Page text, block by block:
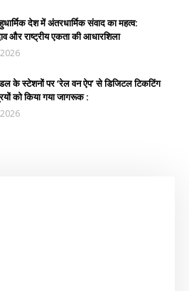
देश में अंतरधार्मिक संवाद का महत्व:
और राष्ट्रीय एकता की आधारशिला
के स्टेशनों पर ‘रेल वन ऐप’ से डिजिटल टिकटिंग
को किया गया जागरूक :